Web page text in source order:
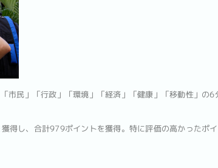
市民」「行政」「環境」「経済」「健康」「移動性」の
得し、合計979ポイントを獲得。特に評価の高かったポイ